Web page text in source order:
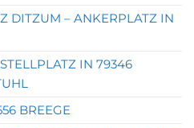
DITZUM – ANKERPLATZ IN
IN 79346
BREEGE